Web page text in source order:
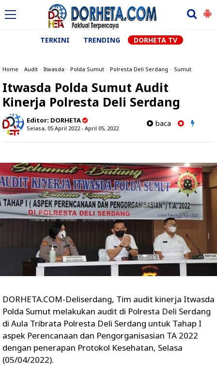
TERKINI TRENDING DORHETA TV
Home » Audit » Itwasda » Polda Sumut » Polresta Deli Serdang » Sumut
Itwasda Polda Sumut Audit
Kinerja Polresta Deli Serdang
Editor: DORHETA
Selasa, 05 April 2022 - April 05, 2022
baca
DORHETA.COM-Deliserdang, Tim audit kinerja Itwasda
Polda Sumut melakukan audit di Polresta Deli Serdang
di Aula Tribrata Polresta Deli Serdang untuk Tahap I
aspek Perencanaan dan Pengorganisasian TA 2022
dengan penerapan Protokol Kesehatan, Selasa
(05/04/2022).